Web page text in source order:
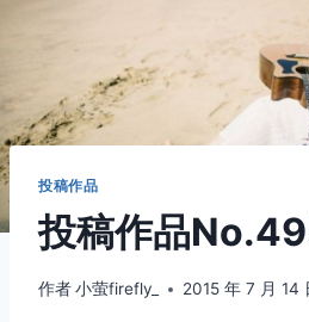
投稿作品
投稿作品
作者小萤firefly_ 2015 年 7 月 14